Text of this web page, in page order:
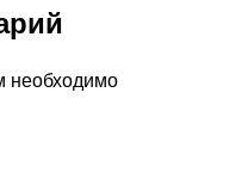
необходимо